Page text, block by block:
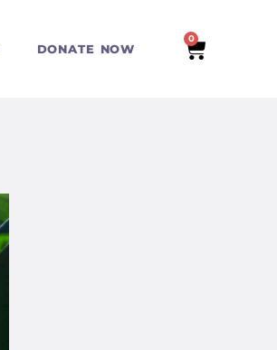
DONATE NOW
0